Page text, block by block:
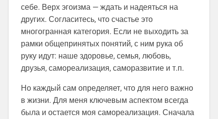
себе. Верх эгоизма — ждать и надеяться на
других. Согласитесь, что счастье это
многогранная категория. Если не выходить за
рамки общепринятых понятий, с ним рука об
руку идут: наше здоровье, семья, любовь,
друзья, самореализация, саморазвитие и т.п.
Но каждый сам определяет, что для него важно
в жизни. Для меня ключевым аспектом всегда
была и остается моя самореализация. Сначала